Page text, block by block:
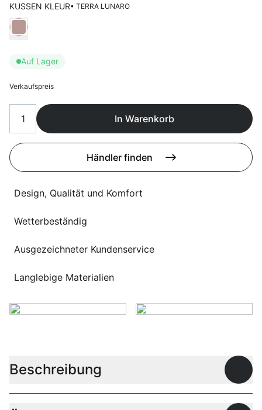
Uber uns
Sprachwahl
KUSSEN KLEUR• TERRA LUNARO
Wählen Kussen kleur
Auf Lager
Verkaufspreis
In Warenkorb
Händler finden
Design, Qualität und Komfort
Wetterbeständig
Ausgezeichneter Kundenservice
Langlebige Materialien
Beschreibung